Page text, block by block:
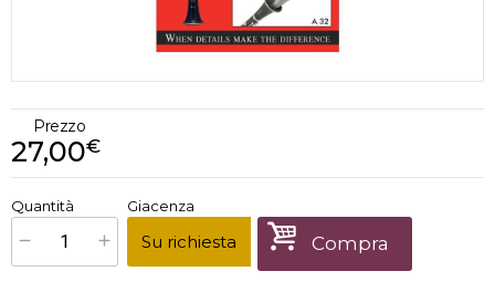
Prezzo
€
27,00
x1 Prezzo finale:€27,00
Quantità Giacenza
Su richiesta Compra